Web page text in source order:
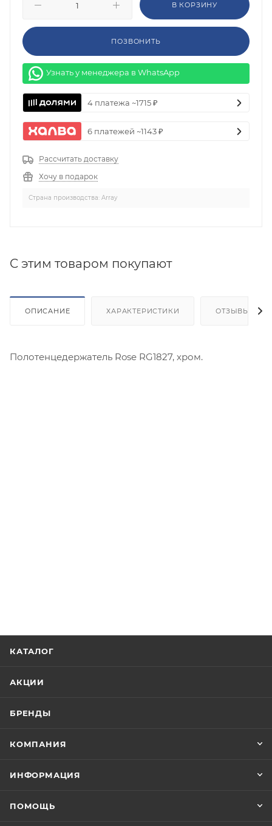
В КОРЗИНУ
ПОЗВОНИТЬ
Узнать у менеджера в WhatsApp
4 платежа ~1715 ₽
6 платежей ~1143 ₽
Рассчитать доставку
Хочу в подарок
Страна производства: Array
C этим товаром покупают
ОПИСАНИЕ ХАРАКТЕРИСТИКИ ОТЗЫВЫ
Полотенцедержатель Rose RG1827, хром.
КАТАЛОГ
АКЦИИ
БРЕНДЫ
КОМПАНИЯ
ИНФОРМАЦИЯ
ПОМОЩЬ